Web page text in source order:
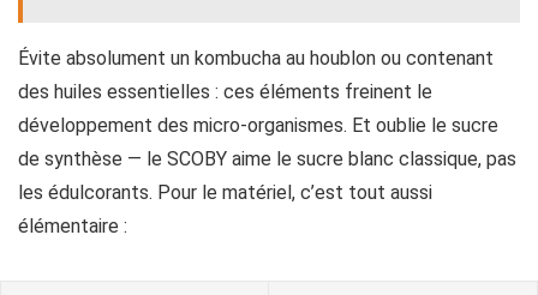
Évite absolument un kombucha au houblon ou contenant
des huiles essentielles : ces éléments freinent le
développement des micro-organismes. Et oublie le sucre
de synthèse — le SCOBY aime le sucre blanc classique, pas
les édulcorants. Pour le matériel, c’est tout aussi
élémentaire :